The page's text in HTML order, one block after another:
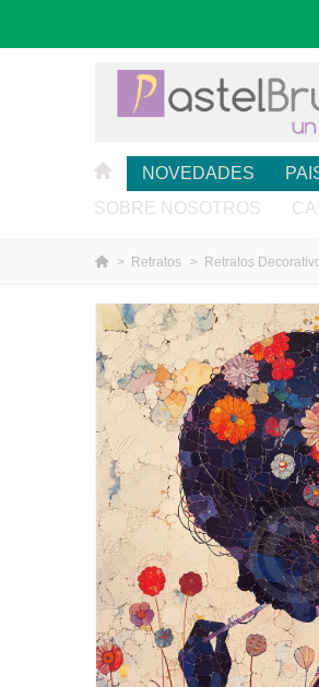
NOVEDADES
SOBRE NOSOTROS
> Retratos > Retratos